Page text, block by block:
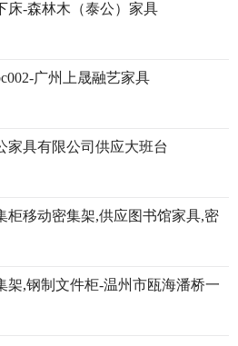
床-森林木（泰公）家具
广州上晟融艺家具
家具有限公司供应大班台
柜移动密集架,供应图书馆家具,密
架,钢制文件柜-温州市瓯海潘桥一